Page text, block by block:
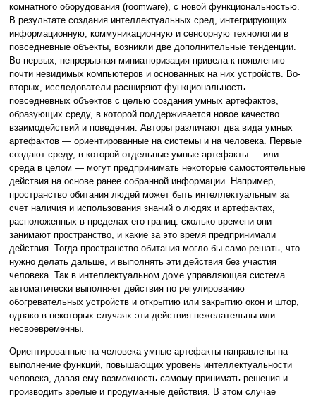
комнатного оборудования (roomware), с новой функциональностью.
В результате создания интеллектуальных сред, интегрирующих
информационную, коммуникационную и сенсорную технологии в
повседневные объекты, возникли две дополнительные тенденции.
Во-первых, непрерывная миниатюризация привела к появлению
почти невидимых компьютеров и основанных на них устройств. Во-
вторых, исследователи расширяют функциональность
повседневных объектов с целью создания умных артефактов,
образующих среду, в которой поддерживается новое качество
взаимодействий и поведения. Авторы различают два вида умных
артефактов — ориентированные на системы и на человека. Первые
создают среду, в которой отдельные умные артефакты — или
среда в целом — могут предпринимать некоторые самостоятельные
действия на основе ранее собранной информации. Например,
пространство обитания людей может быть интеллектуальным за
счет наличия и использования знаний о людях и артефактах,
расположенных в пределах его границ: сколько времени они
занимают пространство, и какие за это время предпринимали
действия. Тогда пространство обитания могло бы само решать, что
нужно делать дальше, и выполнять эти действия без участия
человека. Так в интеллектуальном доме управляющая система
автоматически выполняет действия по регулированию
обогревательных устройств и открытию или закрытию окон и штор,
однако в некоторых случаях эти действия нежелательны или
несвоевременны.
Ориентированные на человека умные артефакты направлены на
выполнение функций, повышающих уровень интеллектуальности
человека, давая ему возможность самому принимать решения и
производить зрелые и продуманные действия. В этом случае